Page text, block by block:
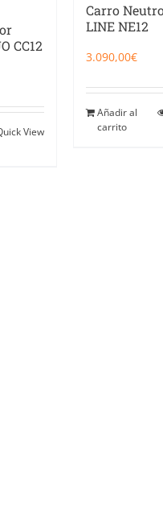
CC12
View
Carro
LINE NE12
3.090,00€
Añadir al
carrito